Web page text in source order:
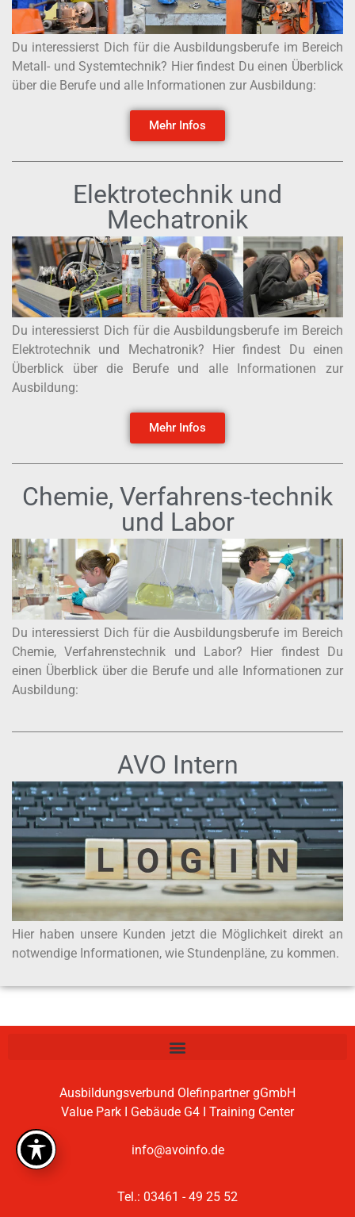
Du interessierst Dich für die Ausbildungsberufe im Bereich
Metall- und Systemtechnik? Hier findest Du einen Überblick
über die Berufe und alle Informationen zur Ausbildung:
Mehr Infos
Elektrotechnik und
Mechatronik
Du interessierst Dich für die Ausbildungsberufe im Bereich
Elektrotechnik und Mechatronik? Hier findest Du einen
Überblick über die Berufe und alle Informationen zur
Ausbildung:
Mehr Infos
Chemie, Verfahrens-technik
und Labor
Du interessierst Dich für die Ausbildungsberufe im Bereich
Chemie, Verfahrenstechnik und Labor? Hier findest Du
einen Überblick über die Berufe und alle Informationen zur
Ausbildung:
AVO Intern
Hier haben unsere Kunden jetzt die Möglichkeit direkt an
notwendige Informationen, wie Stundenpläne, zu kommen.
Ausbildungsverbund Olefinpartner gGmbH
Value Park I Gebäude G4 I Training Center
info@avoinfo.de
Tel.: 03461 - 49 25 52